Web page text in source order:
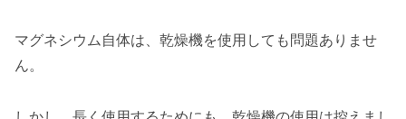
マグネシウム自体は、乾燥機を使用しても問題ありませ
ん。